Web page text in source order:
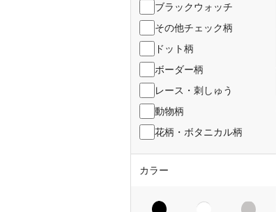
ブラックウォッチ
その他チェック柄
ドット柄
ボーダー柄
レース・刺しゅう
動物柄
花柄・ボタニカル柄
カラー